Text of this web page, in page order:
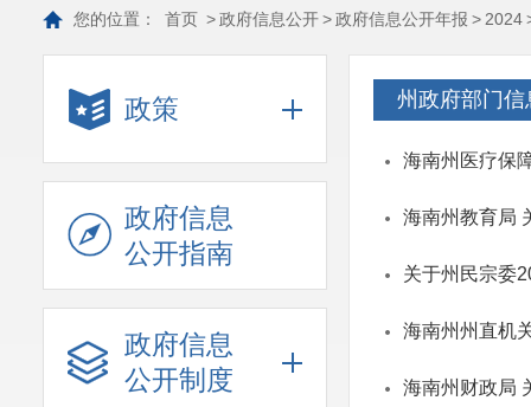
您的位置： 首页 >政府信息公开>政府信息公开年报 > 2024
政策
政府信息
公开指南
政府信息
公开制度
州政府部门
海南州医疗保
海南州教育局
关于州民宗委
海南州州直机
海南州财政局